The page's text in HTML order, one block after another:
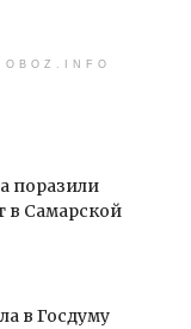
поразили
Самарской
в Госдуму